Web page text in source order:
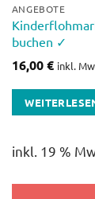
ANGEBOTE
buchen ✓
16,00€ inkl.
inkl. 19 %